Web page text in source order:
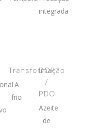
integrada
Transformação
A
frio
DOP
/
PDO
Azeite
de